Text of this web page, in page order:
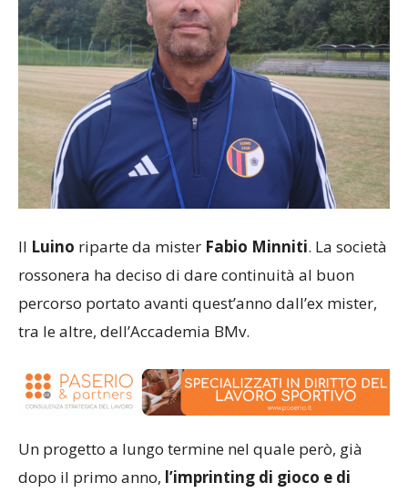
Il Luino riparte da mister Fabio Minniti. La società
rossonera ha deciso di dare continuità al buon
percorso portato avanti quest’anno dall’ex mister,
tra le altre, dell’Accademia BMv.
Un progetto a lungo termine nel quale però, già
dopo il primo anno, l’imprinting di gioco e di